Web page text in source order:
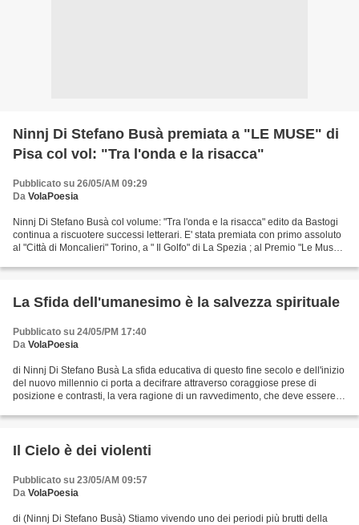
Ninnj Di Stefano Busà premiata a "LE MUSE" di
Pisa col vol: "Tra l'onda e la risacca"
Pubblicato su 26/05/AM 09:29
Da VolaPoesia
Ninnj Di Stefano Busà col volume: "Tra l'onda e la risacca" edito da Bastogi
continua a riscuotere successi letterari. E' stata premiata con primo assoluto
al "Città di Moncalieri" Torino, a " Il Golfo" di La Spezia ; al Premio "Le Muse"
La Sfida dell'umanesimo è la salvezza spirituale
Pubblicato su 24/05/PM 17:40
Da VolaPoesia
di Ninnj Di Stefano Busà La sfida educativa di questo fine secolo e dell'inizio
del nuovo millennio ci porta a decifrare attraverso coraggiose prese di
posizione e contrasti, la vera ragione di un ravvedimento, che deve essere
Il Cielo è dei violenti
Pubblicato su 23/05/AM 09:57
Da VolaPoesia
di (Ninnj Di Stefano Busà) Stiamo vivendo uno dei periodi più brutti della